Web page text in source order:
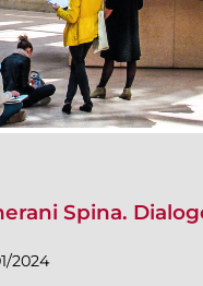
Spina.
2024